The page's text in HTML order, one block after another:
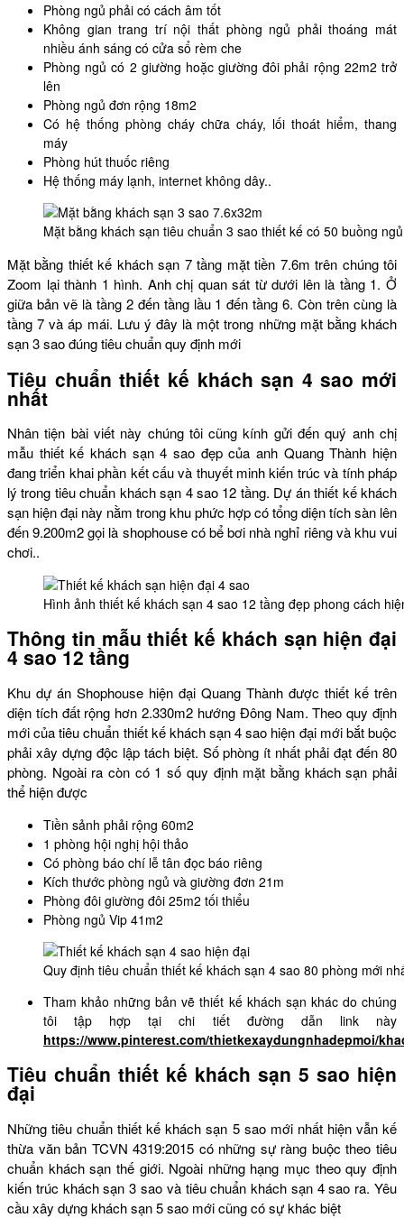
Phòng ngủ phải có cách âm tốt
Không gian trang trí nội thất phòng ngủ phải thoáng mát
nhiều ánh sáng có cửa sổ rèm che
Phòng ngủ có 2 giường hoặc giường đôi phải rộng 22m2 trở
lên
Phòng ngủ đơn rộng 18m2
Có hệ thống phòng cháy chữa cháy, lối thoát hiểm, thang
máy
Phòng hút thuốc riêng
Hệ thống máy lạnh, internet không dây..
Mặt bằng khách sạn tiêu chuẩn 3 sao thiết kế có 50 buồng
Mặt bằng thiết kế khách sạn 7 tầng mặt tiền 7.6m trên chúng tôi
Zoom lại thành 1 hình. Anh chị quan sát từ dưới lên là tầng 1. Ở
giữa bản vẽ là tầng 2 đến tầng lầu 1 đến tầng 6. Còn trên cùng là
tầng 7 và áp mái. Lưu ý đây là một trong những mặt bằng khách
sạn 3 sao đúng tiêu chuẩn quy định mới
Tiêu chuẩn thiết kế khách sạn 4 sao mới
nhất
Nhân tiện bài viết này chúng tôi cũng kính gửi đến quý anh chị
mẫu thiết kế khách sạn 4 sao đẹp của anh Quang Thành hiện
đang triển khai phần kết cấu và thuyết minh kiến trúc và tính pháp
lý trong tiêu chuẩn khách sạn 4 sao 12 tầng. Dự án thiết kế khách
sạn hiện đại này nằm trong khu phức hợp có tổng diện tích sàn lên
đến 9.200m2 gọi là shophouse có bể bơi nhà nghỉ riêng và khu vui
chơi..
Hình ảnh thiết kế khách sạn 4 sao 12 tầng đẹp phong cách
Thông tin mẫu thiết kế khách sạn hiện đại
4 sao 12 tầng
Khu dự án Shophouse hiện đại Quang Thành được thiết kế trên
diện tích đất rộng hơn 2.330m2 hướng Đông Nam. Theo quy định
mới của tiêu chuẩn thiết kế khách sạn 4 sao hiện đại mới bắt buộc
phải xây dựng độc lập tách biệt. Số phòng ít nhất phải đạt đến 80
phòng. Ngoài ra còn có 1 số quy định mặt bằng khách sạn phải
thể hiện được
Tiền sảnh phải rộng 60m2
1 phòng hội nghị hội thảo
Có phòng báo chí lễ tân đọc báo riêng
Kích thước phòng ngủ và giường đơn 21m
Phòng đôi giường đôi 25m2 tối thiểu
Phòng ngủ Vip 41m2
Quy định tiêu chuẩn thiết kế khách sạn 4 sao 80 phòng mới
Tham khảo những bản vẽ thiết kế khách sạn khác do chúng
tôi tập hợp tại chi tiết đường dẫn link này
https://www.pinterest.com/thietkexaydungnhadepmoi/
Tiêu chuẩn thiết kế khách sạn 5 sao hiện
đại
Những tiêu chuẩn thiết kế khách sạn 5 sao mới nhất hiện vẫn kế
thừa văn bản TCVN 4319:2015 có những sự ràng buộc theo tiêu
chuẩn khách sạn thế giới. Ngoài những hạng mục theo quy định
kiến trúc khách sạn 3 sao và tiêu chuẩn khách sạn 4 sao ra. Yêu
cầu xây dựng khách sạn 5 sao mới cũng có sự khác biệt